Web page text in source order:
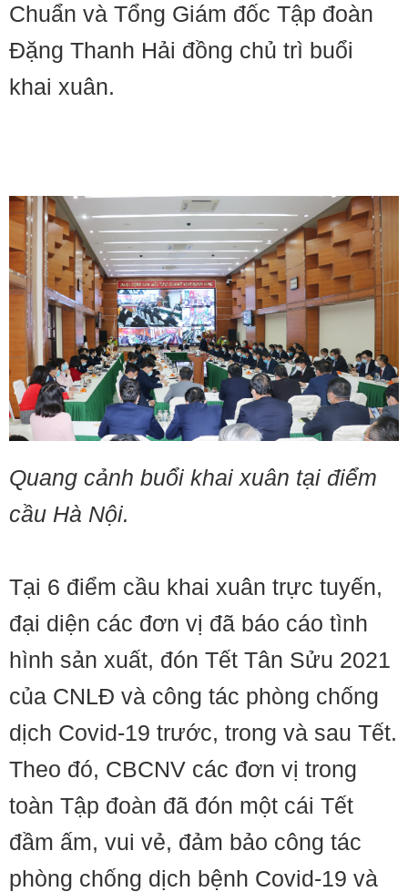
Chuẩn và Tổng Giám đốc Tập đoàn
Đặng Thanh Hải đồng chủ trì buổi
khai xuân.
Quang cảnh buổi khai xuân tại điểm
cầu Hà Nội.
Tại 6 điểm cầu khai xuân trực tuyến,
đại diện các đơn vị đã báo cáo tình
hình sản xuất, đón Tết Tân Sửu 2021
của CNLĐ và công tác phòng chống
dịch Covid-19 trước, trong và sau Tết.
Theo đó, CBCNV các đơn vị trong
toàn Tập đoàn đã đón một cái Tết
đầm ấm, vui vẻ, đảm bảo công tác
phòng chống dịch bệnh Covid-19 và